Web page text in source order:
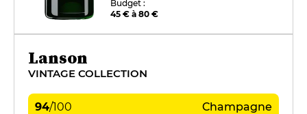
Budget :
45 € à 80 €
Lanson
VINTAGE COLLECTION
94/100 Champagne